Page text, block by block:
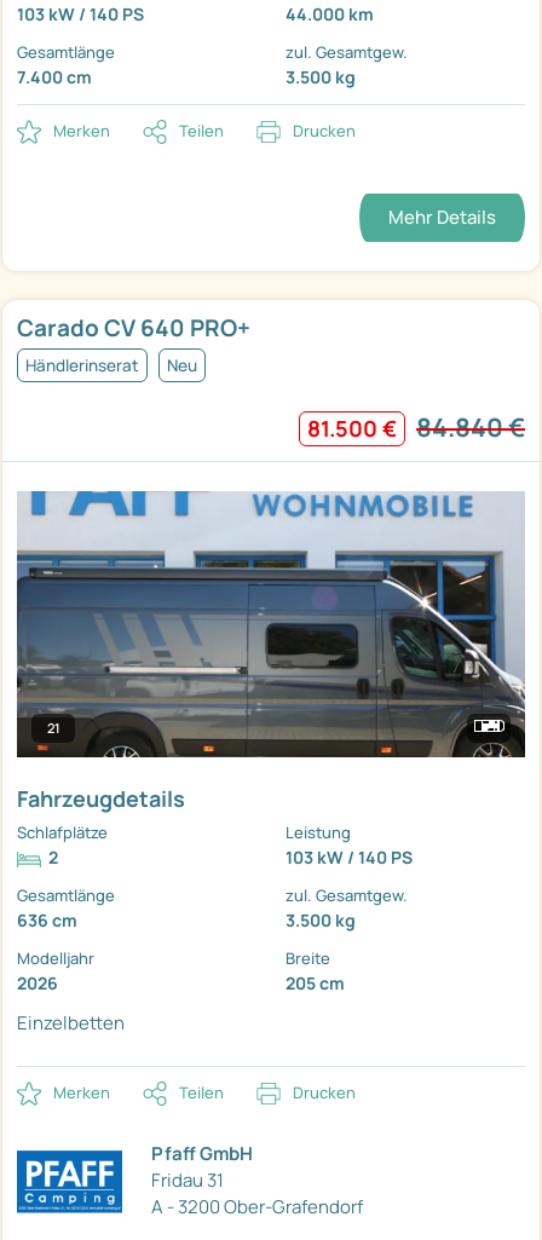
103 kW / 140 PS 44.000 km
Gesamtlänge
7.400 cm
zul. Gesamtgew.
3.500 kg
Merken Teilen Drucken
Mehr Details
Carado CV 640 PRO+
Händlerinserat Neu
81.500 € 84.840 €
21
Fahrzeugdetails
Schlafplätze
2
Leistung
103 kW / 140 PS
Gesamtlänge
636 cm
zul. Gesamtgew.
3.500 kg
Modelljahr
2026
Breite
205 cm
Einzelbetten
Merken Teilen Drucken
Pfaff GmbH
Fridau 31
A - 3200 Ober-Grafendorf